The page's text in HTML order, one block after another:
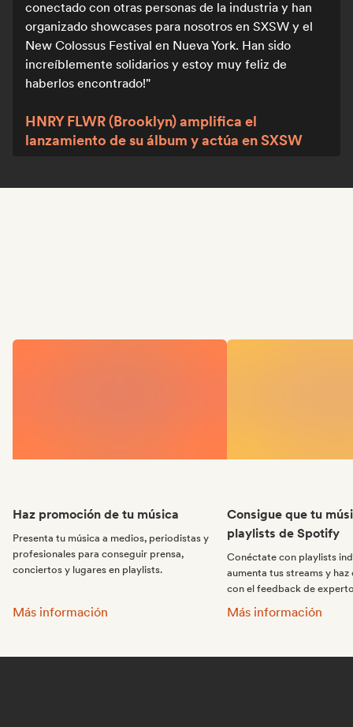
conectado con otras personas de la industria y han
organizado showcases para nosotros en SXSW y el
New Colossus Festival en Nueva York. Han sido
increíblemente solidarios y estoy muy feliz de
haberlos encontrado!
HNRY FLWR (Brooklyn) amplifica el
lanzamiento de su álbum y actúa en SXSW
Haz promoción de tu música
Presenta tu música a medios, periodistas y
profesionales para conseguir prensa,
conciertos y lugares en playlists.
Haz promoción de tu música:
Más información
Consigue que tu
playlists de Spotify
Conéctate con playlists
aumenta tus streams y
con el feedback de
Consigue que tu
Más información